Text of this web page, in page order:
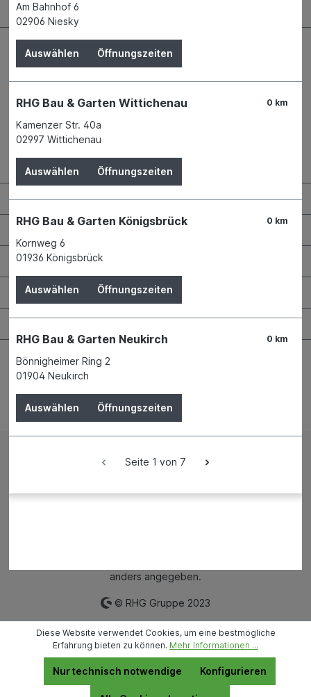
Kontaktdaten und Öffnungszeiten
RHG Helfer
Wissenswertes
Maschinen & Werkzeuge
Bauen & Renovieren
Garten & Landschaftsbau
Bestellung widerrufen
Impressum
AGB
anders angegeben.
© RHG Gruppe 2023
Diese Website verwendet Cookies, um eine bestmögliche
Erfahrung bieten zu können. Mehr Informationen ...
Nur technisch notwendige Konfigurieren
Am Bahnhof 6
02906 Niesky
Auswählen Öffnungszeiten
0 km
RHG Bau & Garten Wittichenau
Kamenzer Str. 40a
02997 Wittichenau
Auswählen Öffnungszeiten
0 km
RHG Bau & Garten Königsbrück
Kornweg 6
01936 Königsbrück
Auswählen Öffnungszeiten
0 km
RHG Bau & Garten Neukirch
Bönnigheimer Ring 2
01904 Neukirch
Auswählen Öffnungszeiten
Seite 1 von 7